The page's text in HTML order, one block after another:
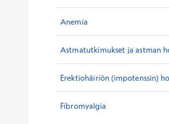
Anemia
Astmatutkimukset ja astman
Erektiohäiriön (impotenssin)
Fibromyalgia